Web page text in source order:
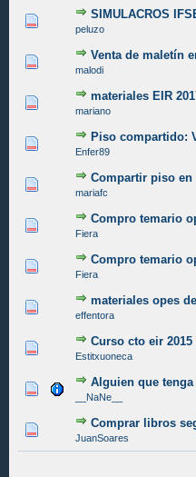
SIMULACROS
peluzo
0 voto(s) - 1 23
Venta de maletín
malodi
0 voto(s) - 123
materiales EIR
mariano
0 voto(s) - Media
123
Piso compartido:
Enfer89
0 voto(s) - 12 3
Compartir piso en
mariafc
0 voto(s) - 123
Compro temario
Fiera
0 voto(s) - 1 23
Compro temario
Fiera
0 voto(s) - 1 23
materiales opes
effentora
0 voto(s) - 1 23
Curso cto eir 2015
Estitxuoneca
0 voto(s) - 123
Alguien que
__NaNe__
0 voto(s) - 123
Comprar libros
JuanSoares
0 voto(s) - 123